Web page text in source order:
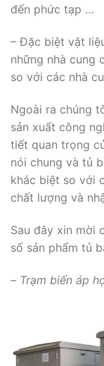
đến phức tạp …
– Đặc biệt vật
những nhà cung
so với các nhà
Ngoài ra chúng
sản xuất công
tiết quan trọng
nói chung và tủ
khác biệt so với
chất lượng và
Sau đây xin mời
số sản phẩm tủ
– Trạm biến áp